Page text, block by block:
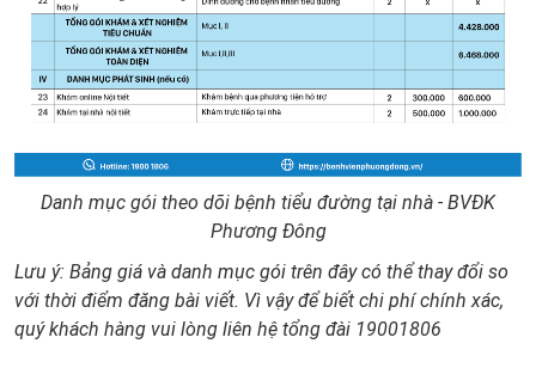
Danh mục gói theo dõi bệnh tiểu đường tại nhà - BVĐK
Phương Đông
Lưu ý: Bảng giá và danh mục gói trên đây có thể thay đổi so
với thời điểm đăng bài viết. Vì vậy để biết chi phí chính xác,
quý khách hàng vui lòng liên hệ tổng đài 19001806